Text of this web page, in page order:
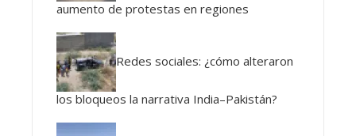
aumento de protestas en regiones
Redes sociales: ¿cómo alteraron
los bloqueos la narrativa India–Pakistán?